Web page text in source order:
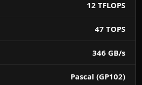
12 TFLOPS
47 TOPS
346 GB/s
Pascal (GP102)